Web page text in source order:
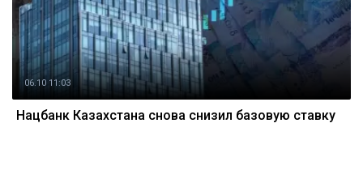
06.10 11:03
Нацбанк Казахстана снова снизил базовую ставку